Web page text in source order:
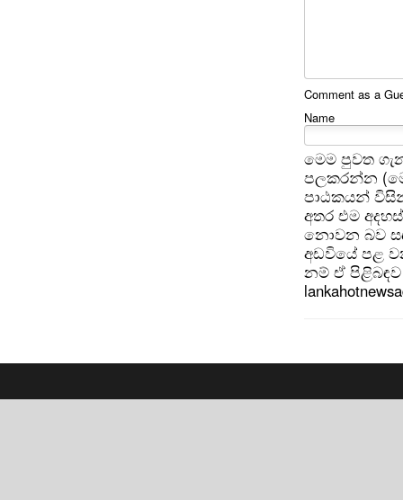
Comment as a
Name
මෙම පුවත
පලකරන්න
පාඨකයන්
අතර එම
නොවන බව
අඩවියේ පළ
නම් ඒ පිළිබඳව